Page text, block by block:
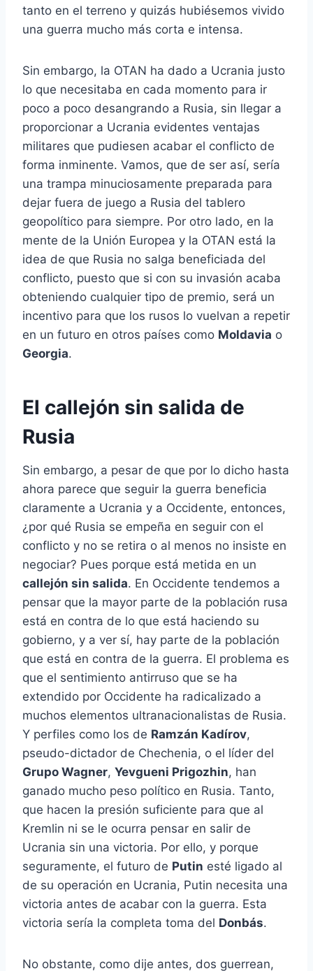
tanto en el terreno y quizás hubiésemos vivido
una guerra mucho más corta e intensa.
Sin embargo, la OTAN ha dado a Ucrania justo
lo que necesitaba en cada momento para ir
poco a poco desangrando a Rusia, sin llegar a
proporcionar a Ucrania evidentes ventajas
militares que pudiesen acabar el conflicto de
forma inminente. Vamos, que de ser así, sería
una trampa minuciosamente preparada para
dejar fuera de juego a Rusia del tablero
geopolítico para siempre. Por otro lado, en la
mente de la Unión Europea y la OTAN está la
idea de que Rusia no salga beneficiada del
conflicto, puesto que si con su invasión acaba
obteniendo cualquier tipo de premio, será un
incentivo para que los rusos lo vuelvan a repetir
en un futuro en otros países como Moldavia o
Georgia.
El callejón sin salida de
Rusia
Sin embargo, a pesar de que por lo dicho hasta
ahora parece que seguir la guerra beneficia
claramente a Ucrania y a Occidente, entonces,
¿por qué Rusia se empeña en seguir con el
conflicto y no se retira o al menos no insiste en
negociar? Pues porque está metida en un
callejón sin salida. En Occidente tendemos a
pensar que la mayor parte de la población rusa
está en contra de lo que está haciendo su
gobierno, y a ver sí, hay parte de la población
que está en contra de la guerra. El problema es
que el sentimiento antirruso que se ha
extendido por Occidente ha radicalizado a
muchos elementos ultranacionalistas de Rusia.
Y perfiles como los de Ramzán Kadírov,
pseudo-dictador de Chechenia, o el líder del
Grupo Wagner, Yevgueni Prigozhin, han
ganado mucho peso político en Rusia. Tanto,
que hacen la presión suficiente para que al
Kremlin ni se le ocurra pensar en salir de
Ucrania sin una victoria. Por ello, y porque
seguramente, el futuro de Putin esté ligado al
de su operación en Ucrania, Putin necesita una
victoria antes de acabar con la guerra. Esta
victoria sería la completa toma del Donbás.
No obstante, como dije antes, dos guerrean,